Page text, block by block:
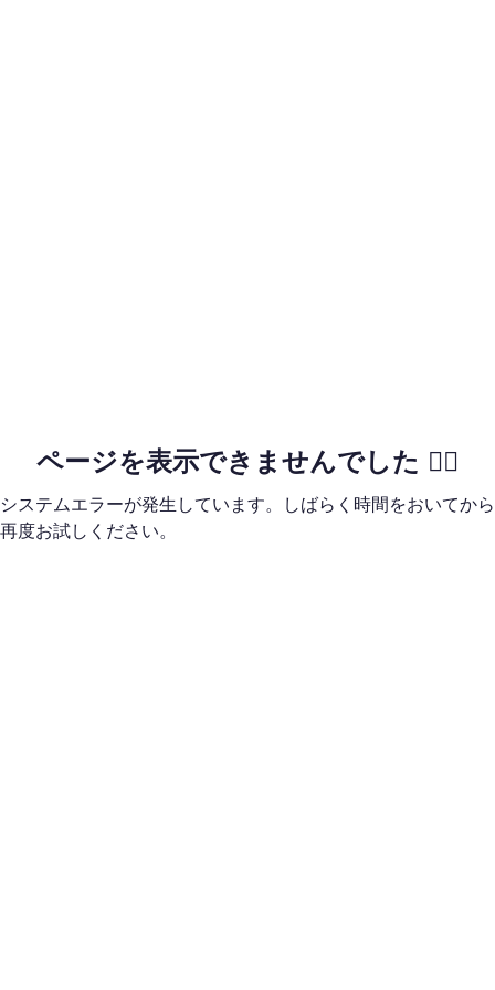
ページを表示できませんでした 🙇‍♂️
システムエラーが発生しています。しばらく時間をおいてから
再度お試しください。